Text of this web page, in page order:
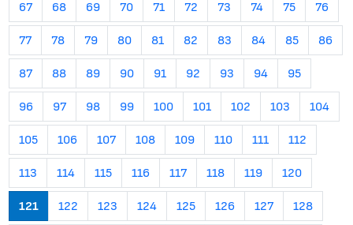
67 68 69 70 71 72 73 74 75 76
77 78 79 80 81 82 83 84 85 86
87 88 89 90 91 92 93 94 95
96 97 98 99 100 101 102 103 104
105 106 107 108 109 110 111 112
113 114 115 116 117 118 119 120
121 122 123 124 125 126 127 128